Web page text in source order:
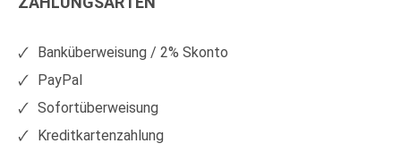
auf
auf
Banküberweisung / 2% Skonto
PayPal
Sofortüberweisung
Kreditkartenzahlung